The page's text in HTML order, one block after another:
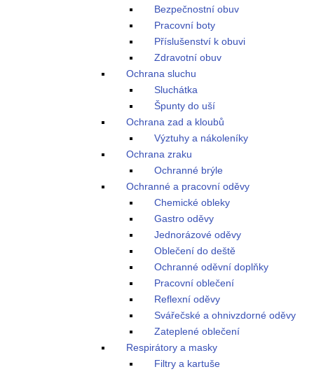
Bezpečnostní obuv
Pracovní boty
Příslušenství k obuvi
Zdravotní obuv
Ochrana sluchu
Sluchátka
Špunty do uší
Ochrana zad a kloubů
Výztuhy a nákoleníky
Ochrana zraku
Ochranné brýle
Ochranné a pracovní oděvy
Chemické obleky
Gastro oděvy
Jednorázové oděvy
Oblečení do deště
Ochranné oděvní doplňky
Pracovní oblečení
Reflexní oděvy
Svářečské a ohnivzdorné oděvy
Zateplené oblečení
Respirátory a masky
Filtry a kartuše